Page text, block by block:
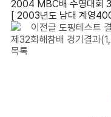
2004 MBC배 수영대회 3
[ 2003년도 남대 계영
이전글 도핑테스트
제32회해참배 경기결과
목록